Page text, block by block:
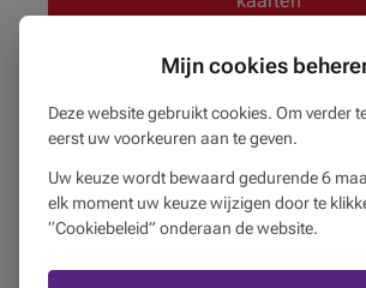
Let op, geld lenen kost ook
1Kredietopening van onbepaalde
voorbehoud van aanvaarding van uw
mits wederzijds akkoord.
2Voor informatie en voorwaarden met
website van Brussels Airlines
Mijn cookies
Deze website gebruikt cookies. Om verder
eerst uw voorkeuren aan te geven.
Uw keuze wordt bewaard gedurende 6
elk moment uw keuze wijzigen door te
“Cookiebeleid” onderaan de website.